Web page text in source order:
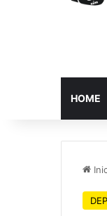
HOME